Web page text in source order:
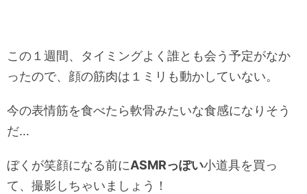
この１週間、タイミングよく誰とも会う予定がなか
ったので、顔の筋肉は１ミリも動かしていない。
今の表情筋を食べたら軟骨みたいな食感になりそう
だ…
ぼくが笑顔になる前にASMRっぽい小道具を買っ
て、撮影しちゃいましょう！